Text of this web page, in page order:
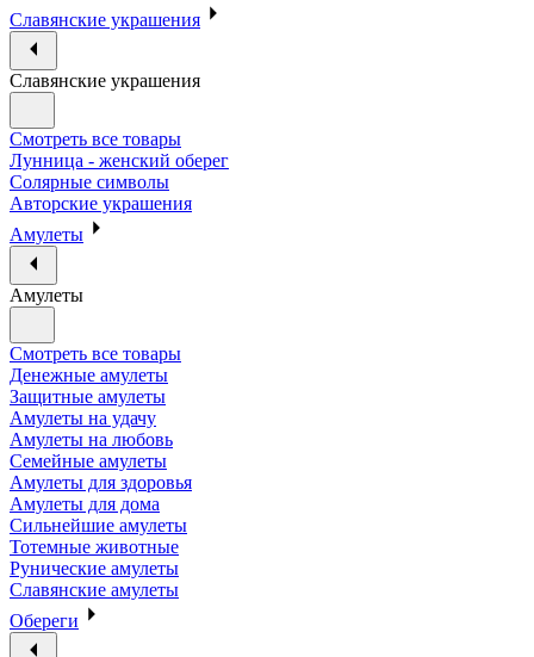
Славянские украшения
Славянские украшения
Смотреть все товары
Лунница - женский оберег
Солярные символы
Авторские украшения
Амулеты
Амулеты
Смотреть все товары
Денежные амулеты
Защитные амулеты
Амулеты на удачу
Амулеты на любовь
Семейные амулеты
Амулеты для здоровья
Амулеты для дома
Сильнейшие амулеты
Тотемные животные
Рунические амулеты
Славянские амулеты
Обереги